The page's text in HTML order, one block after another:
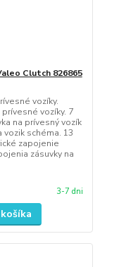
Clutch 826865
vozíky.
vozíky. 7
na prívesný vozík
schéma. 13
zapojenie
zásuvky na
3-7 dni